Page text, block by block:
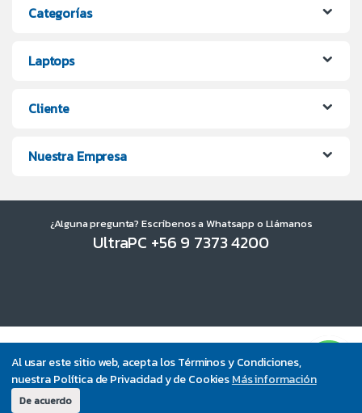
Al usar este sitio web, acepta los Términos y Condiciones,
nuestra Política de Privacidad y de CookiesMás información
De acuerdo
Categorías
Laptops
Cliente
Nuestra Empresa
¿Alguna pregunta? Escríbenos a Whatsapp o Llámanos
UltraPC +56 9 7373 4200